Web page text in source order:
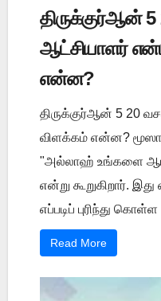
திருக்குர்ஆன்
ஆட்சியாளர்
என்ன?
திருக்குர்ஆன் 5 20
விளக்கம் என்ன? மூஸா
"அல்லாஹ் உங்களை
என்று கூறுகிறார்.
எப்படிப் புரிந்து கொள்ள
Read More